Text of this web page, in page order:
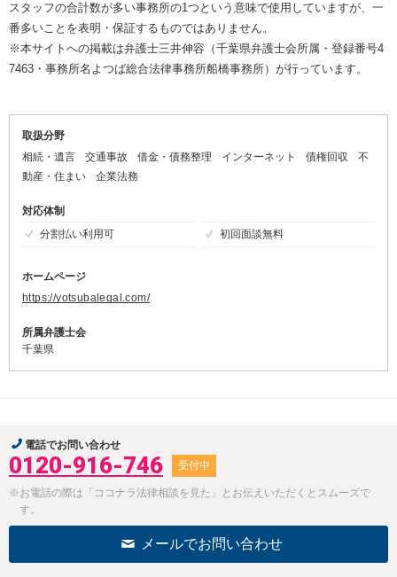
スタッフの合計数が多い事務所の1つという意味で使用していますが、一
番多いことを表明・保証するものではありません。
※本サイトへの掲載は弁護士三井伸容（千葉県弁護士会所属・登録番号4
7463・事務所名よつば総合法律事務所船橋事務所）が行っています。
取扱分野
相続・遺言
交通事故 借金・債務整理 インターネット 債権回収
不
動産・住まい
企業法務
対応体制
分割払い利用可
初回面談無料
ホームページ
https://yotsubalegal.com/
所属弁護士会
千葉県
電話でお問い合わせ
0120-916-746 受付中
※お電話の際は「ココナラ法律相談を見た」とお伝えいただくとスムーズで
す。
メールでお問い合わせ